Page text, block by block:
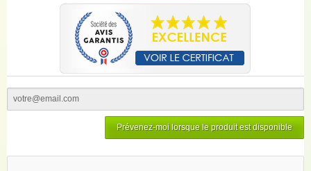
Prévenez-moi lorsque le produit est disponible